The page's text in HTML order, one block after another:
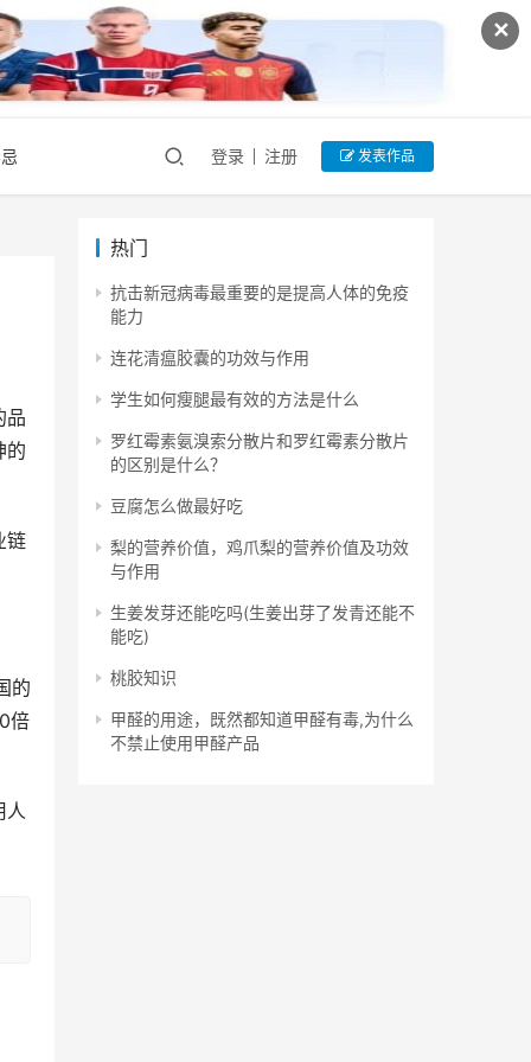
✕
登录 注册 发表作品
品
的
链
的
倍
人
热门
抗击新冠病毒最重要的是提高人体的免疫
能力
连花清瘟胶囊的功效与作用
学生如何瘦腿最有效的方法是什么
罗红霉素氨溴索分散片和罗红霉素分散片
的区别是什么？
豆腐怎么做最好吃
梨的营养价值，鸡爪梨的营养价值及功效
与作用
生姜发芽还能吃吗(生姜出芽了发青还能不
能吃)
桃胶知识
甲醛的用途，既然都知道甲醛有毒,为什么
不禁止使用甲醛产品